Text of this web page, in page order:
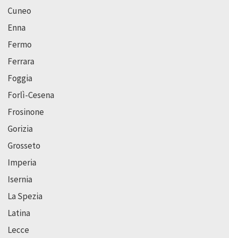
Cuneo
Enna
Fermo
Ferrara
Foggia
Forlì-Cesena
Frosinone
Gorizia
Grosseto
Imperia
Isernia
La Spezia
Latina
Lecce